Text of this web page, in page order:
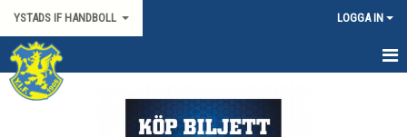
YSTADS IF HANDBOLL LOGGA IN
HEM